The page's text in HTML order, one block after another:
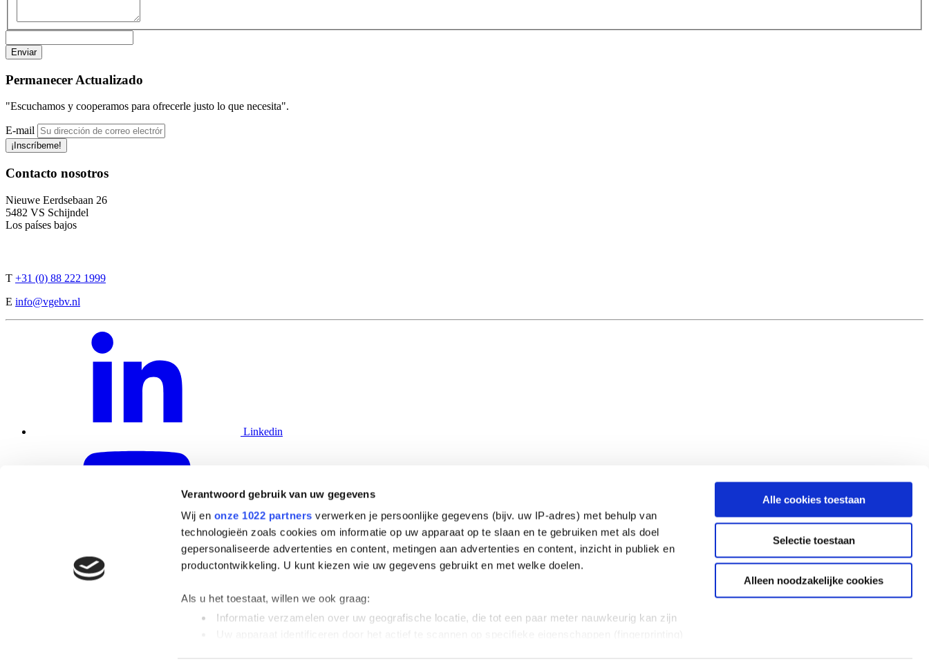
Verantwoord gebruik van uw gegevens
Wij en onze 1022 partners verwerken je persoonlijke gegevens (bijv. uw IP-adres) met behulp van
technologieën zoals cookies om informatie op uw apparaat op te slaan en te gebruiken met als doel
gepersonaliseerde advertenties en content, metingen aan advertenties en content, inzicht in publiek en
productontwikkeling. U kunt kiezen wie uw gegevens gebruikt en met welke doelen.
Als u het toestaat, willen we ook graag:
Informatie verzamelen over uw geografische locatie, die tot een paar meter nauwkeurig kan zijn
Alle cookies toestaan
Selectie toestaan
Alleen noodzakelijke cookies
Permanecer Actualizado
"Escuchamos y cooperamos para ofrecerle justo lo que necesita".
E-mail
¡Inscríbeme!
Contacto nosotros
Nieuwe Eerdsebaan 26
5482 VS Schijndel
Los países bajos
T +31 (0) 88 222 1999
E info@vgebv.nl
Linkedin
YouTube
VGE Pro es parte deVGE B.V.